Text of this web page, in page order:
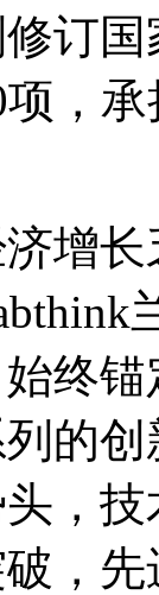
订
，
增
终
的
，
，